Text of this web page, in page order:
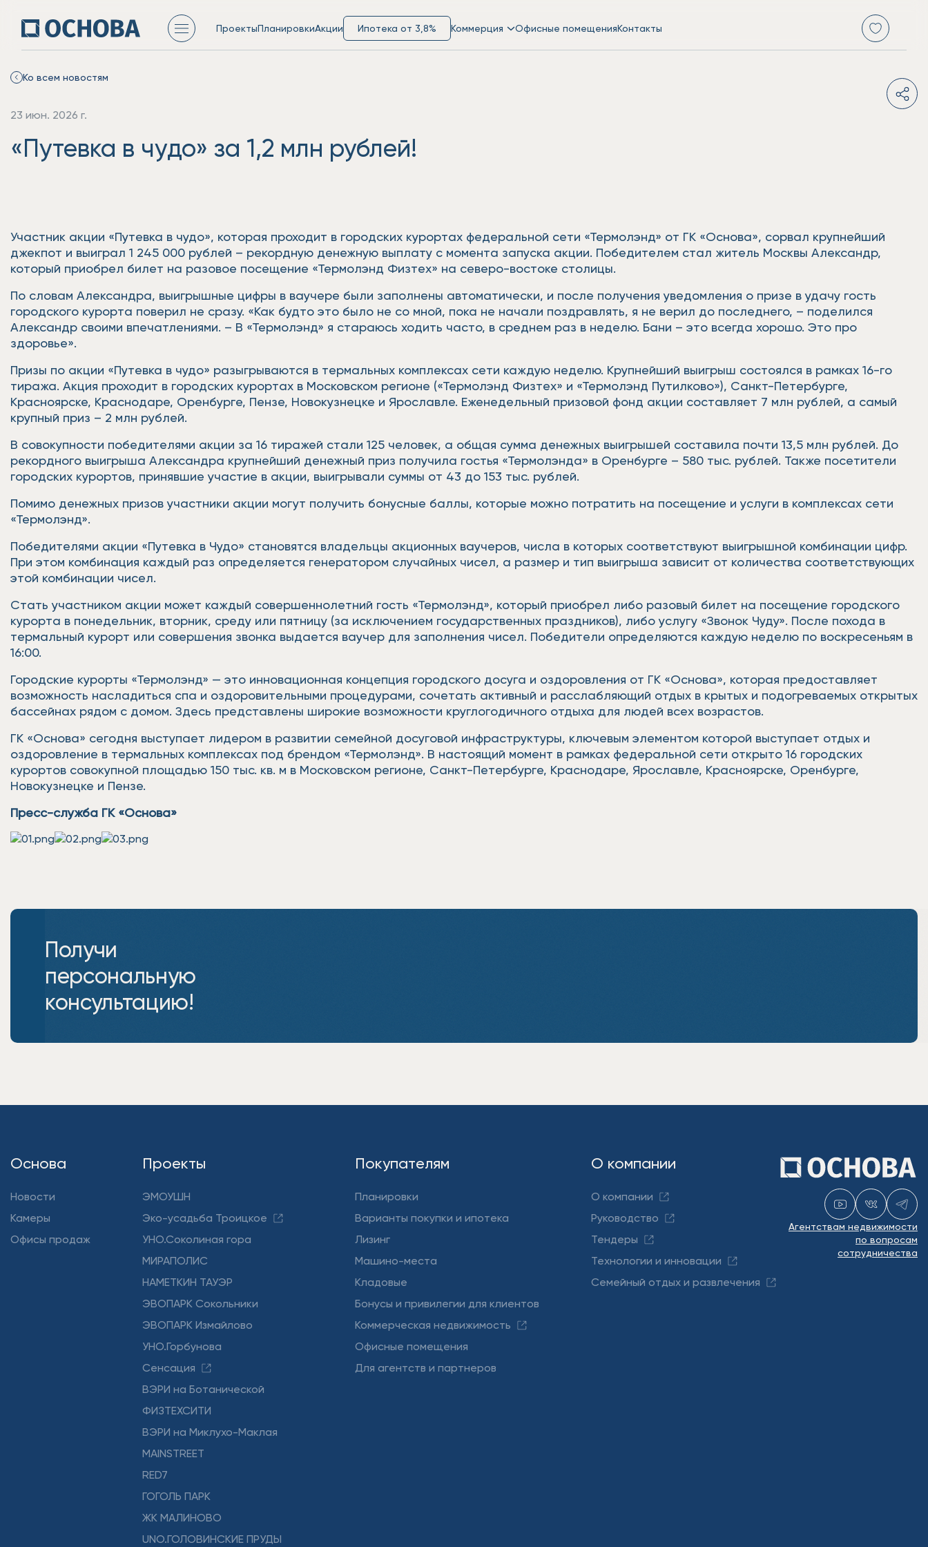
ПроектыПланировкиАкции Ипотека от 3,8% Коммерция Офисные помещенияКонтакты
Ко всем новостям
23 июн. 2026 г.
«Путевка в чудо» за 1,2 млн рублей!
Участник акции «Путевка в чудо», которая проходит в городских курортах федеральной сети «Термолэнд» от ГК «Основа», сорвал крупнейший
джекпот и выиграл 1 245 000 рублей – рекордную денежную выплату с момента запуска акции. Победителем стал житель Москвы Александр,
который приобрел билет на разовое посещение «Термолэнд Физтех» на северо-востоке столицы.
По словам Александра, выигрышные цифры в ваучере были заполнены автоматически, и после получения уведомления о призе в удачу гость
городского курорта поверил не сразу. «Как будто это было не со мной, пока не начали поздравлять, я не верил до последнего, – поделился
Александр своими впечатлениями. – В «Термолэнд» я стараюсь ходить часто, в среднем раз в неделю. Бани – это всегда хорошо. Это про
здоровье».
Призы по акции «Путевка в чудо» разыгрываются в термальных комплексах сети каждую неделю. Крупнейший выигрыш состоялся в рамках 16-го
тиража. Акция проходит в городских курортах в Московском регионе («Термолэнд Физтех» и «Термолэнд Путилково»), Санкт-Петербурге,
Красноярске, Краснодаре, Оренбурге, Пензе, Новокузнецке и Ярославле. Еженедельный призовой фонд акции составляет 7 млн рублей, а самый
крупный приз – 2 млн рублей.
В совокупности победителями акции за 16 тиражей стали 125 человек, а общая сумма денежных выигрышей составила почти 13,5 млн рублей. До
рекордного выигрыша Александра крупнейший денежный приз получила гостья «Термолэнда» в Оренбурге – 580 тыс. рублей. Также посетители
городских курортов, принявшие участие в акции, выигрывали суммы от 43 до 153 тыс. рублей.
Помимо денежных призов участники акции могут получить бонусные баллы, которые можно потратить на посещение и услуги в комплексах сети
«Термолэнд».
Победителями акции «Путевка в Чудо» становятся владельцы акционных ваучеров, числа в которых соответствуют выигрышной комбинации цифр.
При этом комбинация каждый раз определяется генератором случайных чисел, а размер и тип выигрыша зависит от количества соответствующих
этой комбинации чисел.
Стать участником акции может каждый совершеннолетний гость «Термолэнд», который приобрел либо разовый билет на посещение городского
курорта в понедельник, вторник, среду или пятницу (за исключением государственных праздников), либо услугу «Звонок Чуду». После похода в
термальный курорт или совершения звонка выдается ваучер для заполнения чисел. Победители определяются каждую неделю по воскресеньям в
16:00.
Городские курорты «Термолэнд» — это инновационная концепция городского досуга и оздоровления от ГК «Основа», которая предоставляет
возможность насладиться спа и оздоровительными процедурами, сочетать активный и расслабляющий отдых в крытых и подогреваемых открытых
бассейнах рядом с домом. Здесь представлены широкие возможности круглогодичного отдыха для людей всех возрастов.
ГК «Основа» сегодня выступает лидером в развитии семейной досуговой инфраструктуры, ключевым элементом которой выступает отдых и
оздоровление в термальных комплексах под брендом «Термолэнд». В настоящий момент в рамках федеральной сети открыто 16 городских
курортов совокупной площадью 150 тыс. кв. м в Московском регионе, Санкт-Петербурге, Краснодаре, Ярославле, Красноярске, Оренбурге,
Новокузнецке и Пензе.
Пресс-служба ГК «Основа»
Получи
персональную
консультацию!
Основа
Новости
Камеры
Офисы продаж
Проекты
ЭМОУШН
Эко-усадьба Троицкое
УНО.Соколиная гора
МИРАПОЛИС
НАМЕТКИН ТАУЭР
ЭВОПАРК Сокольники
ЭВОПАРК Измайлово
УНО.Горбунова
Сенсация
ВЭРИ на Ботанической
ФИЗТЕХСИТИ
ВЭРИ на Миклухо-Маклая
MAINSTREET
RED7
ГОГОЛЬ ПАРК
ЖК МАЛИНОВО
UNO.ГОЛОВИНСКИЕ ПРУДЫ
Покупателям
Планировки
Варианты покупки и ипотека
Лизинг
Машино-места
Кладовые
Бонусы и привилегии для клиентов
Коммерческая недвижимость
Офисные помещения
Для агентств и партнеров
О компании
О компании
Руководство
Тендеры
Технологии и инновации
Семейный отдых и развлечения
Агентствам недвижимости
по вопросам
сотрудничества